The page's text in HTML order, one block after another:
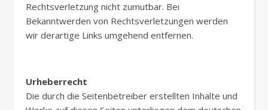
Rechtsverletzung nicht zumutbar. Bei
Bekanntwerden von Rechtsverletzungen werden
wir derartige Links umgehend entfernen.
Urheberrecht
Die durch die Seitenbetreiber erstellten Inhalte und